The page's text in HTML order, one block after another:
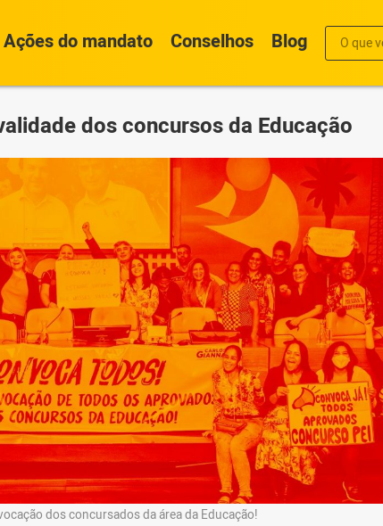
Ações do mandato Conselhos Blog
dos concursos da Educação
dos concursados da área da Educação!